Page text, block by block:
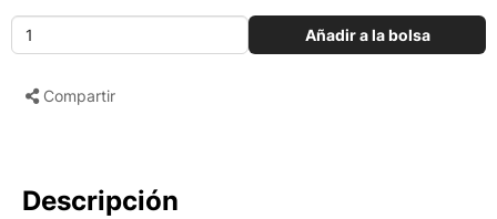
Añadir a la bolsa
Compartir
Descripción